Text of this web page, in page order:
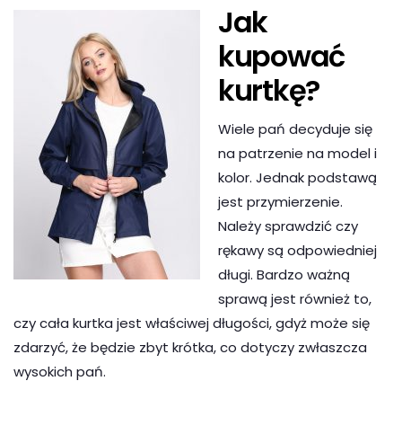
Jak
kupować
kurtkę?
Wiele pań decyduje się
na patrzenie na model i
kolor. Jednak podstawą
jest przymierzenie.
Należy sprawdzić czy
rękawy są odpowiedniej
długi. Bardzo ważną
sprawą jest również to,
czy cała kurtka jest właściwej długości, gdyż może się
zdarzyć, że będzie zbyt krótka, co dotyczy zwłaszcza
wysokich pań.